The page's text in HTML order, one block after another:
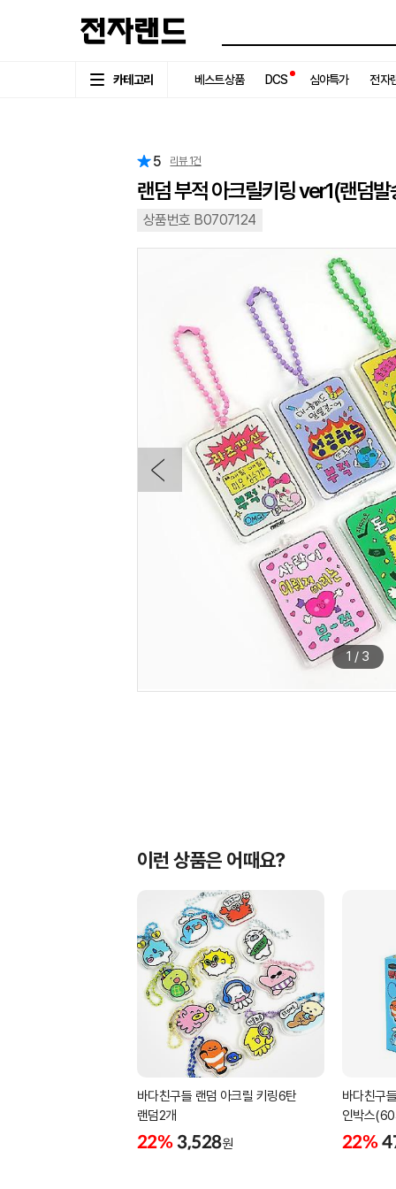
카테고리 베스트상품 DCS 심야특가 전자
5 리뷰 1건
랜덤 부적 아크릴키링 ver1(랜덤발
상품번호 B0707124
1 / 3
이런 상품은 어때요?
바다친구들 랜덤 아크릴 키링6탄
랜덤2개
22% 3,528원
바다친구
인박스
22%